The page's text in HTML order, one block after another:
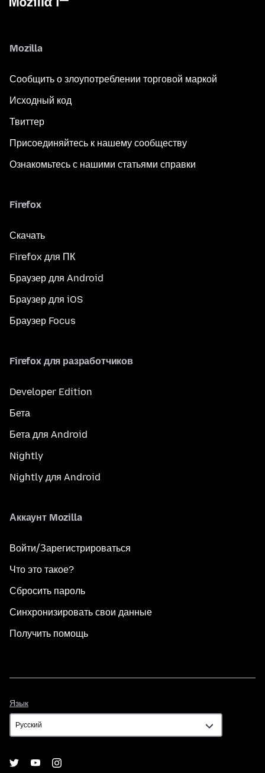
Mozilla
Сообщить о злоупотреблении торговой маркой
Исходный код
Твиттер
Присоединяйтесь к нашему сообществу
Ознакомьтесь с нашими статьями справки
Firefox
Скачать
Firefox для ПК
Браузер для Android
Браузер для iOS
Браузер Focus
Firefox для разработчиков
Developer Edition
Бета
Бета для Android
Nightly
Nightly для Android
Аккаунт Mozilla
Войти/Зарегистрироваться
Что это такое?
Сбросить пароль
Синхронизировать свои данные
Получить помощь
Язык